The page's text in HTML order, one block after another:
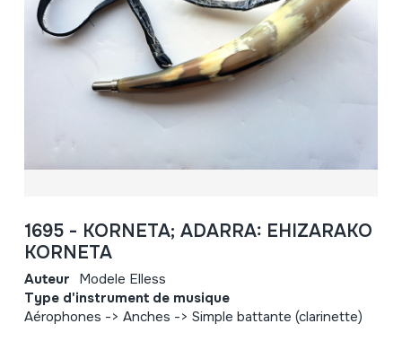
1695 - KORNETA; ADARRA: EHIZARAKO
KORNETA
Auteur Modele Elless
Type d'instrument de musique
Aérophones -> Anches -> Simple battante (clarinette)